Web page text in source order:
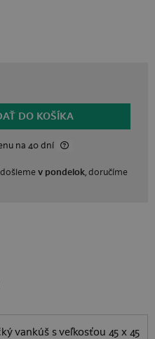
DO KOŠÍKA
na 40 dní
v pondelok, doručíme
vankúš s veľkosťou 45 x 45